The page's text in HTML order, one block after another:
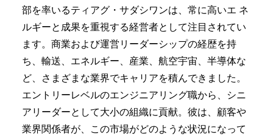
部を率いるティアグ・サダシワンは、常に高いエ ネ
ルギーと成果を重視する経営者として注目されてい
ます。商業および運営リーダーシップの経歴を持
ち、輸送、エネルギー、産業、航空宇宙、半導体な
ど、さまざまな業界でキャリアを積んできました。
エントリーレベルのエンジニアリング職から、シニ
アリーダーとして大小の組織に貢献。彼は、顧客や
業界関係者が、この市場がどのような状況になって